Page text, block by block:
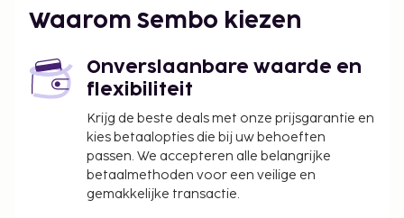
De accommodatie heeft een dakterras waar je van
het uitzicht kunt genieten, maar profiteer ook van
(beperkte tijden). Dagelijks kun je tegen betaling
genieten van een lekker continentaal ontbijt, dat
geserveerd wordt van 07.00 uur tot 10.00 uur.
Ontbijttoeslag voor het continentaal ontbijt: ca.
USD 20–22 voor volwassenen en ca. USD 20–22
voor kinderen
Waarom Sembo kiezen
Onverslaanbare waarde en
flexibiliteit
Krijg de beste deals met onze prijsgarantie en
kies betaalopties die bij uw behoeften
passen. We accepteren alle belangrijke
betaalmethoden voor een veilige en
gemakkelijke transactie.